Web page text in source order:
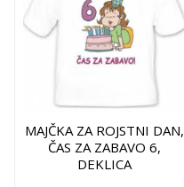
MAJČKA ZA ROJSTNI DAN,
ČAS ZA ZABAVO 6,
DEKLICA